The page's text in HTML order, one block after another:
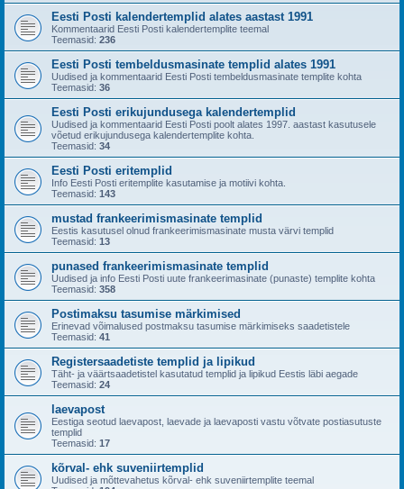
Eesti Posti kalendertemplid alates aastast 1991
Kommentaarid Eesti Posti kalendertemplite teemal
Teemasid: 236
Eesti Posti tembeldusmasinate templid alates 1991
Uudised ja kommentaarid Eesti Posti tembeldusmasinate templite kohta
Teemasid: 36
Eesti Posti erikujundusega kalendertemplid
Uudised ja kommentaarid Eesti Posti poolt alates 1997. aastast kasutusele
võetud erikujundusega kalendertemplite kohta.
Teemasid: 34
Eesti Posti eritemplid
Info Eesti Posti eritemplite kasutamise ja motiivi kohta.
Teemasid: 143
mustad frankeerimismasinate templid
Eestis kasutusel olnud frankeerimismasinate musta värvi templid
Teemasid: 13
punased frankeerimismasinate templid
Uudised ja info Eesti Posti uute frankeerimasinate (punaste) templite kohta
Teemasid: 358
Postimaksu tasumise märkimised
Erinevad võimalused postmaksu tasumise märkimiseks saadetistele
Teemasid: 41
Registersaadetiste templid ja lipikud
Täht- ja väärtsaadetistel kasutatud templid ja lipikud Eestis läbi aegade
Teemasid: 24
laevapost
Eestiga seotud laevapost, laevade ja laevaposti vastu võtvate postiasutuste
templid
Teemasid: 17
kõrval- ehk suveniirtemplid
Uudised ja mõttevahetus kõrval- ehk suveniirtemplite teemal